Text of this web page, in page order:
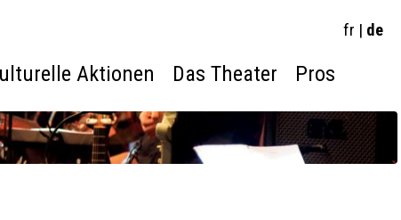
fr | de
Aktionen Das Theater Pros